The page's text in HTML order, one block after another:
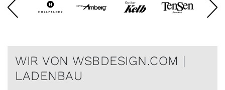
WIR VON WSBDESIGN.COM |
LADENBAU